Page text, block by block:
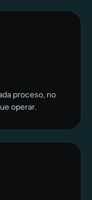
proceso, no
operar.